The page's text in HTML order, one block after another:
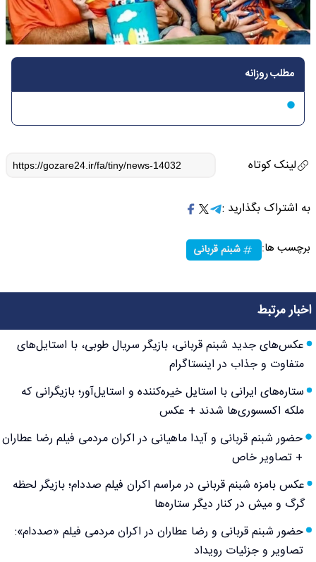
مطلب روزانه
لینک کوتاه
به اشتراک بگذارید :
برچسب ها: شبنم قربانی
اخبار مرتبط
عکس‌های جدید شبنم قربانی، بازیگر سریال طوبی، با استایل‌های
متفاوت و جذاب در اینستاگرام
ستاره‌های ایرانی با استایل خیره‌کننده و استایل‌آور؛ بازیگرانی که
ملکه اکسسوری‌ها شدند + عکس
حضور شبنم قربانی و آیدا ماهیانی در اکران مردمی فیلم رضا عطاران
+ تصاویر خاص
عکس بامزه شبنم قربانی در مراسم اکران فیلم صددام؛ بازیگر لحظه
گرگ و میش در کنار دیگر ستاره‌ها
حضور شبنم قربانی و رضا عطاران در اکران مردمی فیلم «صددام»:
تصاویر و جزئیات رویداد